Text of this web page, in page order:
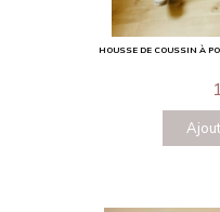
HOUSSE DE COUSSIN À